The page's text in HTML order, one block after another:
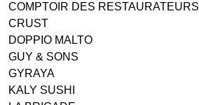
COMPTOIR DES RESTAURATEURS
CRUST
DOPPIO MALTO
GUY & SONS
GYRAYA
KALY SUSHI